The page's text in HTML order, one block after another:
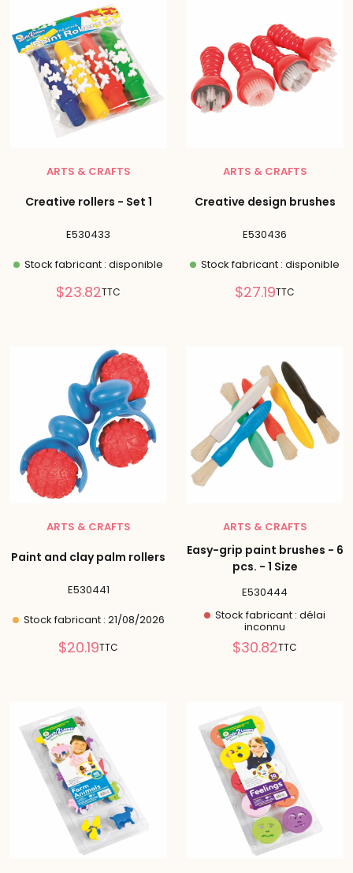
ARTS & CRAFTS
Creative rollers - Set 1
E530433
Stock fabricant : disponible
Prix
$23.82TTC
ARTS & CRAFTS
Creative design brushes
E530436
Stock fabricant : disponible
Prix
$27.19TTC
ARTS & CRAFTS
Paint and clay palm rollers
E530441
Stock fabricant : 21/08/2026
Prix
$20.19TTC
ARTS & CRAFTS
Easy-grip paint brushes - 6
pcs. - 1 Size
E530444
Stock fabricant : délai
inconnu
Prix
$30.82TTC